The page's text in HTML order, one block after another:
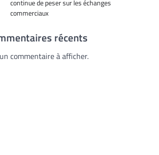
continue de peser sur les échanges
commerciaux
récents
commentaire à afficher.